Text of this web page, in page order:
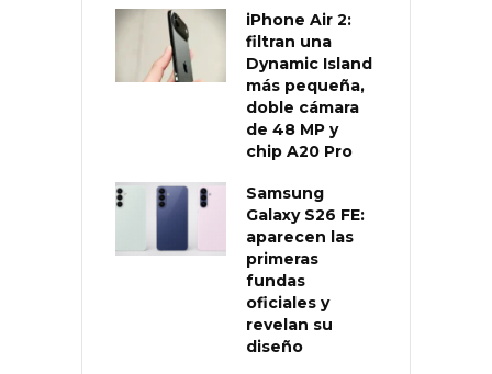
iPhone Air 2:
filtran una
Dynamic Island
más pequeña,
doble cámara
de 48 MP y
chip A20 Pro
Samsung
Galaxy S26 FE:
aparecen las
primeras
fundas
oficiales y
revelan su
diseño